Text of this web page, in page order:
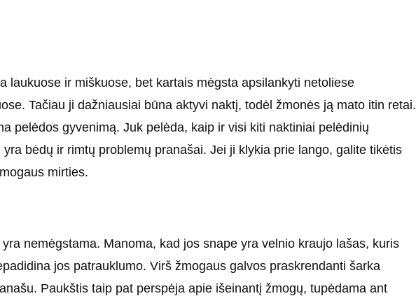
laukuose ir miškuose, bet kartais mėgsta apsilankyti netoliese
Tačiau ji dažniausiai būna aktyvi naktį, todėl žmonės ją mato itin retai.
pelėdos gyvenimą. Juk pelėda, kaip ir visi kiti naktiniai pelėdinių
yra bėdų ir rimtų problemų pranašai. Jei ji klykia prie lango, galite tikėtis
mirties.
nemėgstama. Manoma, kad jos snape yra velnio kraujo lašas, kuris
jos patrauklumo. Virš žmogaus galvos praskrendanti šarka
Paukštis taip pat perspėja apie išeinantį žmogų, tupėdama ant